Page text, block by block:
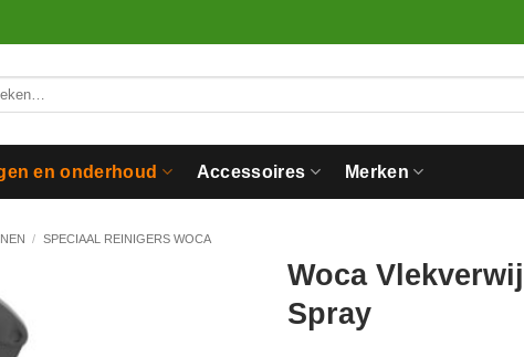
en onderhoud Accessoires Merken
/ SPECIAAL REINIGERS WOCA
Woca
Spray